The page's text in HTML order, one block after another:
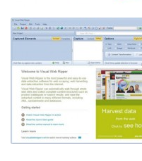
Безопасность
Мультимедиа
Образование
Другие ОС
Драйвера